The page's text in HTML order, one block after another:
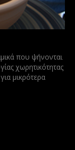
που ψήνονται
χωρητικότητας
μικρότερα